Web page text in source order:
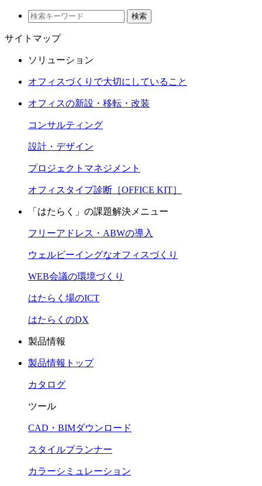
検索
サイトマップ
ソリューション
オフィスづくりで大切にしていること
オフィスの新設・移転・改装
コンサルティング
設計・デザイン
プロジェクトマネジメント
オフィスタイプ診断［OFFICE KIT］
「はたらく」の課題解決メニュー
フリーアドレス・ABWの導入
ウェルビーイングなオフィスづくり
WEB会議の環境づくり
はたらく場のICT
はたらくのDX
製品情報
製品情報トップ
カタログ
ツール
CAD・BIMダウンロード
スタイルプランナー
カラーシミュレーション